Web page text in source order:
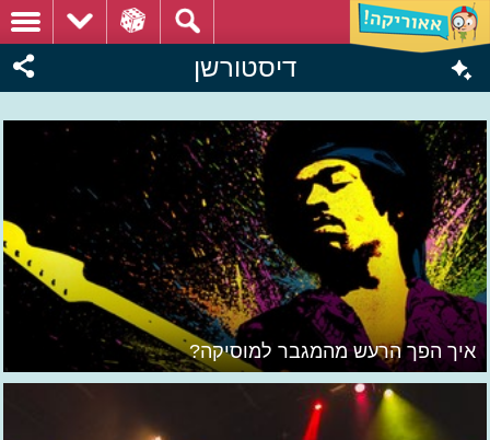
דיסטורשן
איך הפך הרעש מהמגבר למוסיקה?